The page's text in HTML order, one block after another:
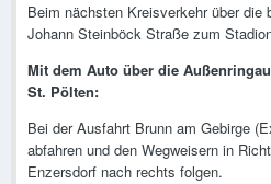
Beim nächsten Kreisverkehr über die
Johann Steinböck Straße zum
Mit dem Auto über die
St. Pölten:
Bei der Ausfahrt Brunn am Gebirge
abfahren und den Wegweisern in
Enzersdorf nach rechts folgen.